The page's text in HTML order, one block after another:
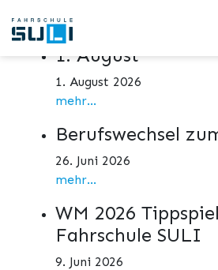
Aktuelles
1. August
1. August 2026
mehr...
Berufswechsel
26. Juni 2026
mehr...
WM 2026
Fahrschule SULI
9. Juni 2026